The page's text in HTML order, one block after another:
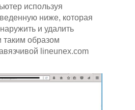
используя
ниже, которая
и удалить
образом
lineunex.com